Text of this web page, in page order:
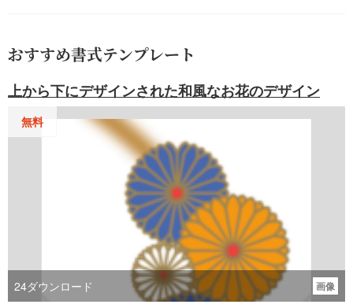
おすすめ書式テンプレート
上から下にデザインされた和風なお花のデザイン
無料
24ダウンロード 画像